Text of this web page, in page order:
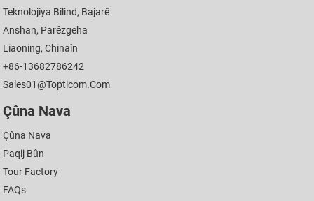
Teknolojiya Bilind, Bajarê
Anshan, Parêzgeha
Liaoning, Chinaîn
+86-13682786242
Sales01@topticom.com
Çûna Nava
Çûna Nava
Paqij Bûn
Tour Factory
FAQs